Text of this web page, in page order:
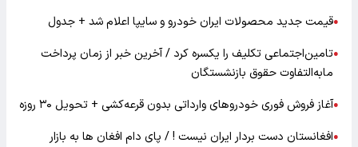
●قیمت جدید محصولات ایران خودرو و سایپا اعلام شد + جدول
●تامین‌اجتماعی تکلیف را یکسره کرد / آخرین خبر از زمان پرداخت
مابه‌التفاوت حقوق بازنشستگان
●آغاز فروش فوری خودروهای وارداتی بدون قرعه‌کشی + تحویل ۳۰ روزه
●افغانستان دست بردار ایران نیست ! / پای دام افغان ها به بازار